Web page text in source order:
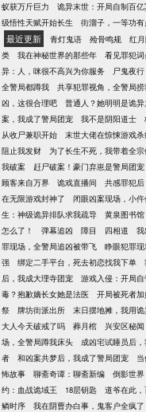
蚁获万斤巨力
诡异末世：开局自制百
级悟性天赋开始长生
街溜子，一等功
最近更新 青灯鬼语 殓骨鸣规 红
类
我在神秘世界的那些年 看见罪犯
异：人，咪很不高兴为你服务
尸鬼夜行
全警局都蹲我
共享犯罪视角，全警局捞
凶，这很合理吧
普通人？她明明是诡
案，我成了警局团宠
我不是阴阳道士
从收尸兼职开始
末世大佬在惊悚游戏杀
阻止我发财
为了长生不死，我带着全宗
我破案
赶尸破案！豪门弃崽是警局团宠
顾客来自万界
诡戏直播间 共感罪犯
在无限游戏封神了
闭眼凶案现场，小
生：神级诡异排队求我疏导
黄泉图书馆
怎么了！
弹幕追凶 障目 四相道
罪现场，全警局追凶被带飞
睁眼犯罪
强
绑定二手平台，死去初恋找我下单
后，我成大理寺团宠
游戏入侵：开局
毒？抱歉嫡长女她是法医
开局被死者
祭
牌坊街派出所 末日摆地摊，我用
大人今天破戒了吗
葬月棺 兴安区秘闻
场，全警局蹲我床头
成凶宅试睡员后
者
和凶案共梦后，我成了警局团宠
怖故事
聊斋奇谭：聊斋新编 倒影世
约：血战诡域王
18层钥匙 道爷在此
鳞时序
我在阴曹办白事，鬼客户全疯了